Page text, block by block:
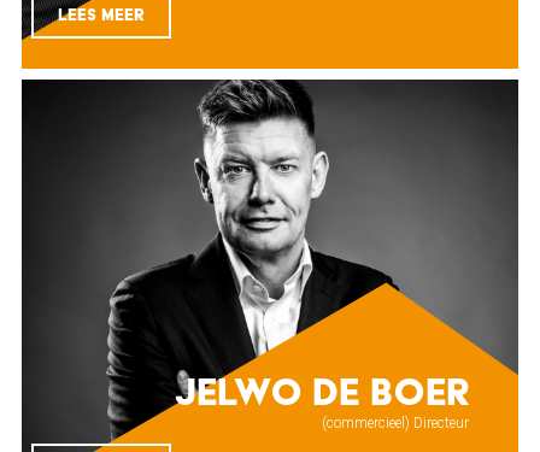
LEES MEER
Jelwo de Boer
(commercieel) Directeur